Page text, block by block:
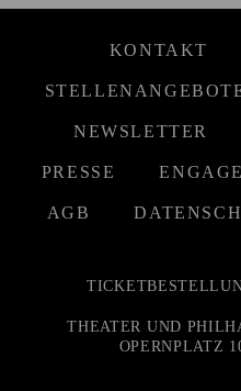
KONTAKT
NEWSLETTER
PRESSE
AGB
THEATER UND
OPERNPLATZ